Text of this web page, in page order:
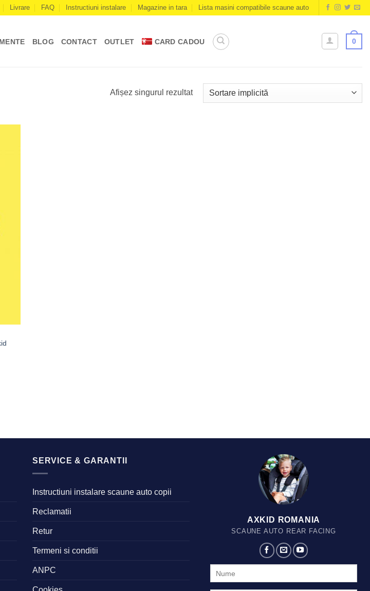
Livrare FAQ Instructiuni instalare Magazine in tara Lista masini compatibile scaune auto
BLOG CONTACT OUTLET CARD CADOU 0
Afișez singurul rezultat
SERVICE & GARANTII
Instructiuni instalare scaune auto copii
Reclamatii
Retur
Termeni si conditii
ANPC
AXKID ROMANIA
SCAUNE AUTO REAR FACING